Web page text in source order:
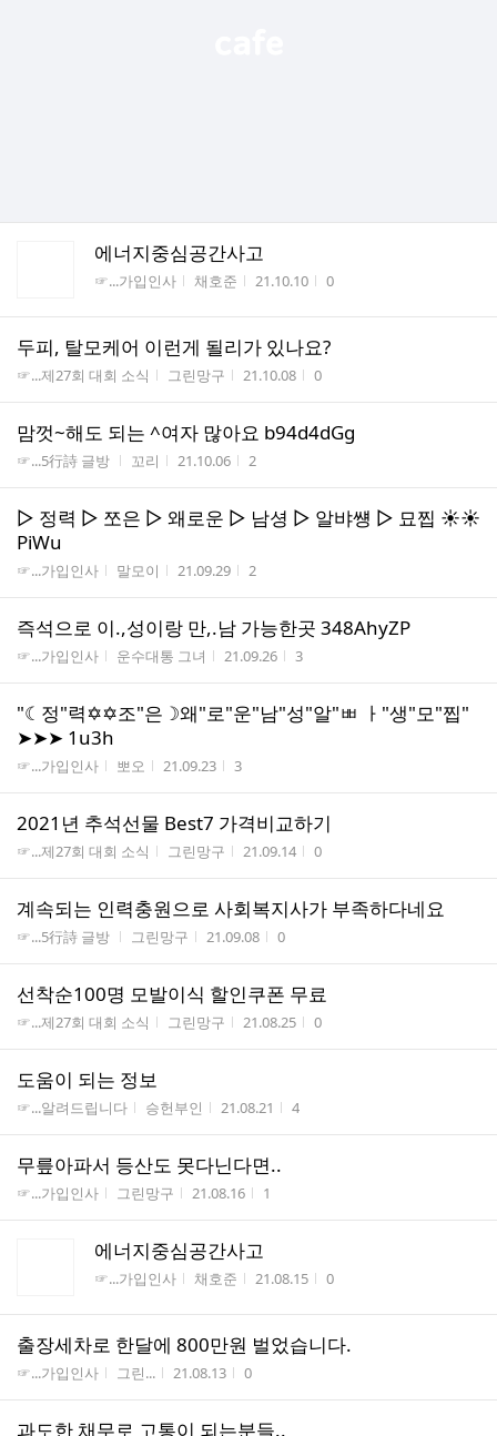
에너지중심공간사고
게시판명
☞...가입인사 작성자
채호준 작성시간
21.10.10 조회수
0
두피, 탈모케어 이런게 될리가 있나요?
게시판명
☞...제27회 대회 소식 작성자
그린망구 작성시간
21.10.08 조회수
0
맘껏~해도 되는 ^여자 많아요 b94d4dGg
게시판명
☞...5行詩 글방 작성자
꼬리 작성시간
21.10.06 조회수
2
▷ 정력 ▷ 쪼은 ▷ 왜로운 ▷ 남셩 ▷ 알뱌썡 ▷ 묘찝 ☀☀
PiWu
게시판명
☞...가입인사 작성자
말모이 작성시간
21.09.29 조회수
2
즉석으로 이.,성이랑 만,.남 가능한곳 348AhyZP
게시판명
☞...가입인사 작성자
운수대통 그녀 작성시간
21.09.26 조회수
3
"☾정"력✡✡조"은☽왜"로"운"남"성"알"ㅃ ㅏ"생"모"찝"
➤➤➤ 1u3h
게시판명
☞...가입인사 작성자
뽀오 작성시간
21.09.23 조회수
3
2021년 추석선물 Best7 가격비교하기
게시판명
☞...제27회 대회 소식 작성자
그린망구 작성시간
21.09.14 조회수
0
계속되는 인력충원으로 사회복지사가 부족하다네요
게시판명
☞...5行詩 글방 작성자
그린망구 작성시간
21.09.08 조회수
0
선착순100명 모발이식 할인쿠폰 무료
게시판명
☞...제27회 대회 소식 작성자
그린망구 작성시간
21.08.25 조회수
0
도움이 되는 정보
게시판명
☞...알려드립니다 작성자
승헌부인 작성시간
21.08.21 조회수
4
무릎아파서 등산도 못다닌다면..
게시판명
☞...가입인사 작성자
그린망구 작성시간
21.08.16 조회수
1
에너지중심공간사고
게시판명
☞...가입인사 작성자
채호준 작성시간
21.08.15 조회수
0
출장세차로 한달에 800만원 벌었습니다.
게시판명
☞...가입인사 작성자
그린... 작성시간
21.08.13 조회수
0
과도한 채무로 고통이 되는분들..